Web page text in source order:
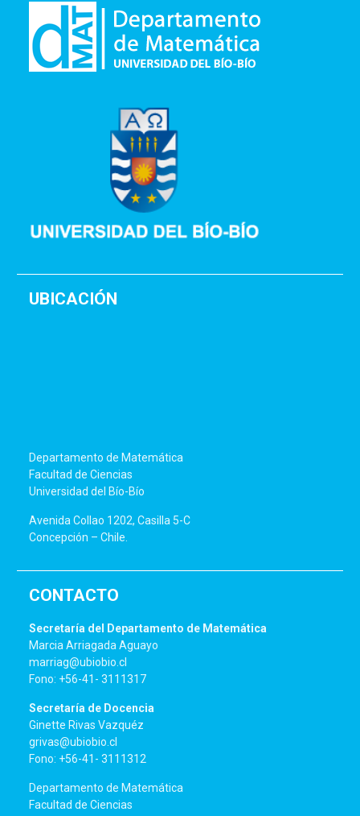
UBICACIÓN
Departamento de Matemática
Facultad de Ciencias
Universidad del Bío-Bío
Avenida Collao 1202, Casilla 5-C
Concepción – Chile.
CONTACTO
Secretaría del Departamento de Matemática
Marcia Arriagada Aguayo
marriag@ubiobio.cl
Fono: +56-41- 3111317
Secretaría de Docencia
Ginette Rivas Vazquéz
grivas@ubiobio.cl
Fono: +56-41- 3111312
Departamento de Matemática
Facultad de Ciencias